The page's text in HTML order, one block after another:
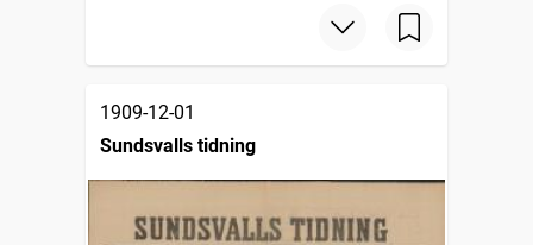
1909-12-01
Sundsvalls tidning